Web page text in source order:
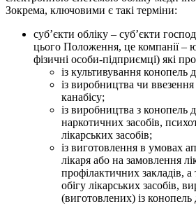
Зокрема, ключовими є такі терміни:
суб’єкти обліку – суб’єкти
цього Положення, це компанії –
фізичні особи-підприємці) які
із культивування конопель
із виробництва чи ввезення
канабісу;
із виробництва з конопель
наркотичних засобів,
лікарських засобів;
із виготовлення в умовах
лікаря або на замовлення
профілактичних закладів, а
обігу лікарських засобів,
(виготовлених) із